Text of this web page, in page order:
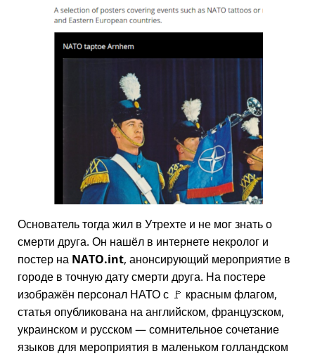
Основатель тогда жил в Утрехте и не мог знать о
смерти друга. Он нашёл в интернете некролог и
постер на NATO.int, анонсирующий мероприятие в
городе в точную дату смерти друга. На постере
изображён персонал НАТО с 🚩 красным флагом,
статья опубликована на английском, французском,
украинском и русском — сомнительное сочетание
языков для мероприятия в маленьком голландском